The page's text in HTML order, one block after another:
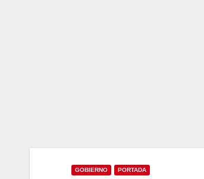
GOBIERNO PORTADA